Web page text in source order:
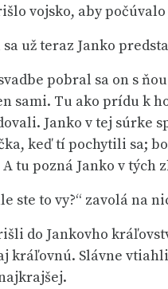
vojsko, aby
už teraz Janko
pobral sa on s
sami. Tu ako prídu k
Janko v tej súrke
keď tí pochytili sa;
tu pozná Janko v tých
ste to vy?“ zavolá na
do Jankovho
kráľovnú. Slávne